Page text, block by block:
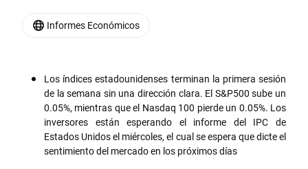
Los índices estadounidenses terminan la primera sesión
de la semana sin una dirección clara. El S&P500 sube un
0.05%, mientras que el Nasdaq 100 pierde un 0.05%. Los
inversores están esperando el informe del IPC de
Estados Unidos el miércoles, el cual se espera que dicte el
sentimiento del mercado en los próximos días
Informes Económicos